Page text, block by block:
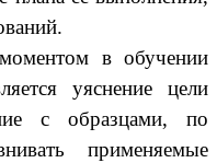
в обучении
уяснение цели
с образцами, по
применяемые